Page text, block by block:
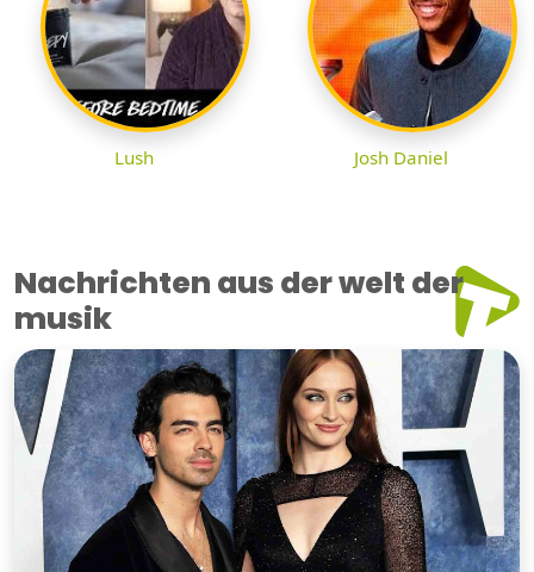
Lush Josh Daniel
Nachrichten aus der welt der
musik